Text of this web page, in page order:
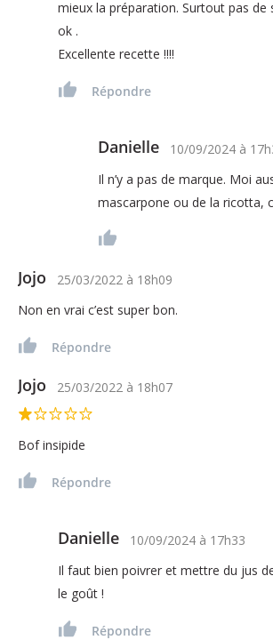
mieux la préparation. Surtout pas de
ok .
Excellente recette !!!!
Répondre
Danielle 10/09/2024 à
Il n’y a pas de marque. Moi
mascarpone ou de la ricotta,
Jojo 25/03/2022 à 18h09
Non en vrai c’est super bon.
Répondre
Jojo 25/03/2022 à 18h07
Bof insipide
Répondre
Danielle 10/09/2024 à 17h33
Il faut bien poivrer et mettre du jus
le goût !
Répondre